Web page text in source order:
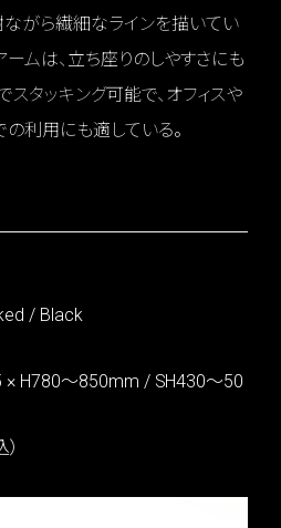
ながら繊細なラインを描いてい
ームは、立ち座りのしやすさにも
タッキング可能で、オフィスや
利用にも適している。
/ Black
× H780〜850mm / SH430〜50